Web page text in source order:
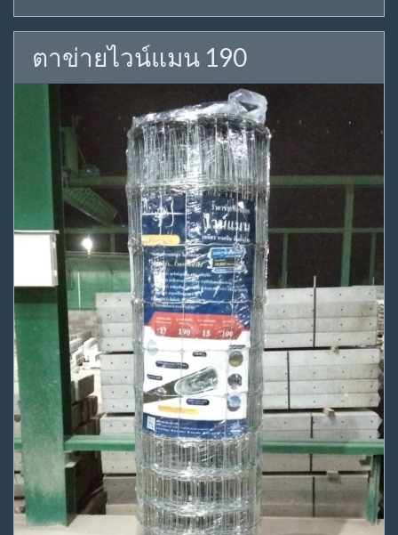
ตาข่ายไวน์แมน 190